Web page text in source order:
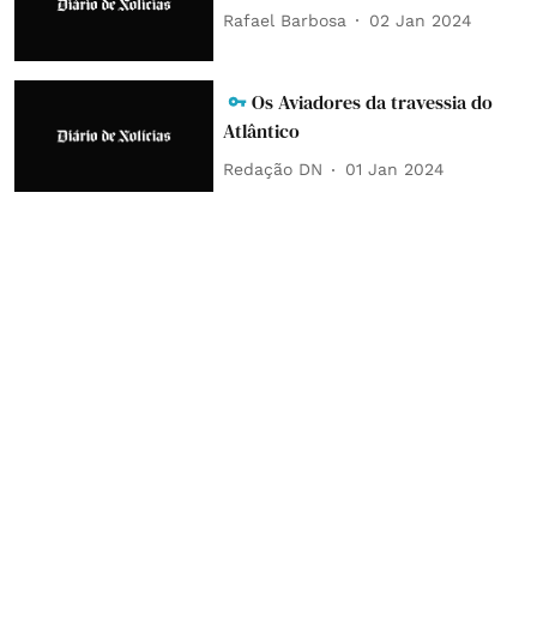
Rafael Barbosa 02 Jan 2024
Os Aviadores da travessia do
Atlântico
Redação DN 01 Jan 2024